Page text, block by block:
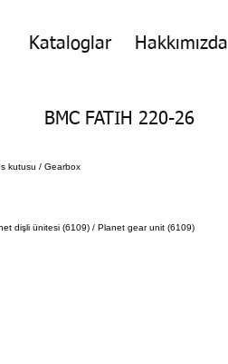
Kataloglar Hakkımızda
BMC FATIH 220-26
kutusu / Gearbox
dişli ünitesi (6109) / Planet gear unit (6109)